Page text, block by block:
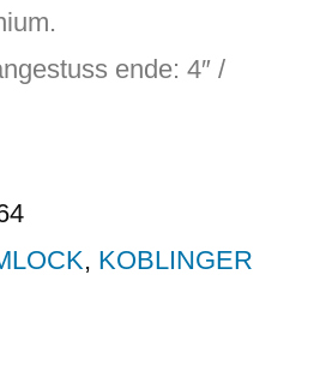
ende: 4″ /
, KOBLINGER